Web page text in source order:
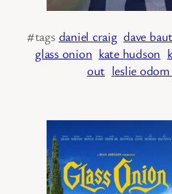
#tags daniel craig dave
glass onion kate hudson
out leslie